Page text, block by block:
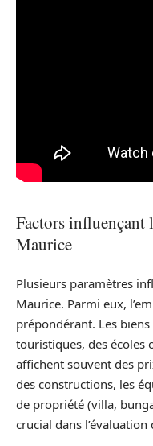
Factors
Maurice
Plusieurs paramètres
Maurice. Parmi eux,
prépondérant. Les
touristiques, des écoles
affichent souvent des
des constructions, les
de propriété (villa,
crucial dans l’évaluation